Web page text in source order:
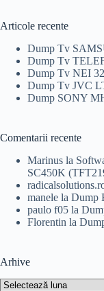
Articole recente
Dump Tv
Dump Tv
Dump Tv NEI
Dump Tv JVC
Dump SONY
Comentarii recente
Marinus la
SC450K
manele la Dump
paulo f05 la
Florentin la
Arhive
Arhive